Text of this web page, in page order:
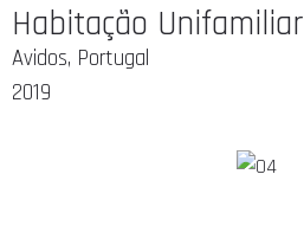
Habitação Unifamiliar
Avidos, Portugal
2019